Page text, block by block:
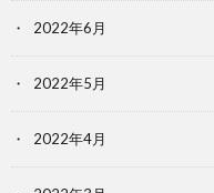
2022年6月
2022年5月
2022年4月